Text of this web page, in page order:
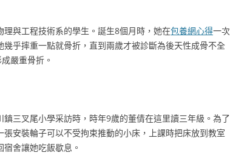
與工程技術系的學生。誕生8個月時，她在包養網心得一次
乎摔重一點就骨折，直到兩歲才被診斷為後天性成骨不全
嚴重骨折。
三叉尾小學采訪時，時年9歲的董倩在這里讀三年級。為了
安裝輪子可以不受拘束推動的小床，上課時把床放到教室
舍讓她吃飯歇息。